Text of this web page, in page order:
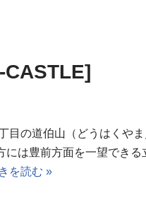
CASTLE]
目の道伯山（どうはくや
は豊前方面を一望でき
を読む »